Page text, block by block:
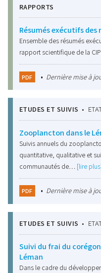
RAPPORTS
Résumés exécutifs
Ensemble des résumés
rapport scientifique de la
PDF • Dernière mise à
ETUDES ET SUIVIS •
Zooplancton dans le
Suivis annuels du
quantitative, qualitative et
communautés de… [lire
PDF • Dernière mise à
ETUDES ET SUIVIS •
Suivi du frai du
Léman
Dans le cadre du